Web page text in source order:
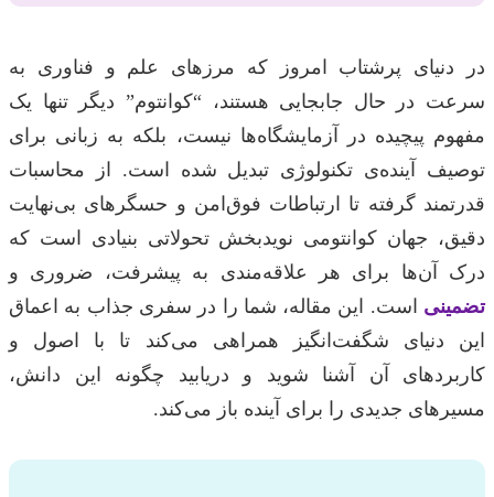
در دنیای پرشتاب امروز که مرزهای علم و فناوری به
سرعت در حال جابجایی هستند، “کوانتوم” دیگر تنها یک
مفهوم پیچیده در آزمایشگاه‌ها نیست، بلکه به زبانی برای
توصیف آینده‌ی تکنولوژی تبدیل شده است. از محاسبات
قدرتمند گرفته تا ارتباطات فوق‌امن و حسگرهای بی‌نهایت
دقیق، جهان کوانتومی نویدبخش تحولاتی بنیادی است که
درک آن‌ها برای هر علاقه‌مندی به پیشرفت، ضروری و
تضمینی است. این مقاله، شما را در سفری جذاب به اعماق
این دنیای شگفت‌انگیز همراهی می‌کند تا با اصول و
کاربردهای آن آشنا شوید و دریابید چگونه این دانش،
مسیرهای جدیدی را برای آینده باز می‌کند.